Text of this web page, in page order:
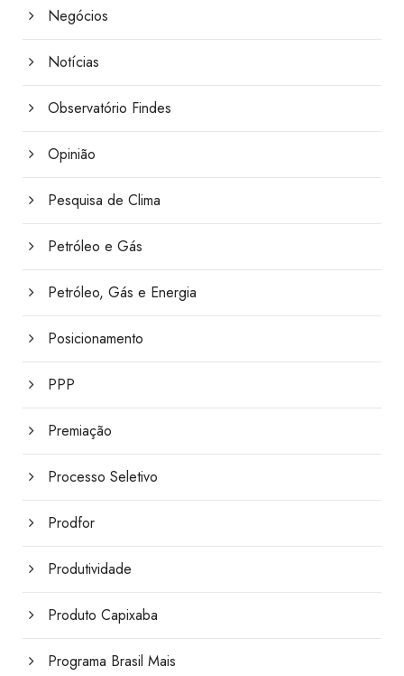
Negócios
Notícias
Observatório Findes
Opinião
Pesquisa de Clima
Petróleo e Gás
Petróleo, Gás e Energia
Posicionamento
PPP
Premiação
Processo Seletivo
Prodfor
Produtividade
Produto Capixaba
Programa Brasil Mais